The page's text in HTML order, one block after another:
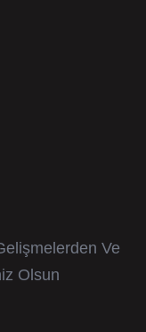
Ve
Olsun